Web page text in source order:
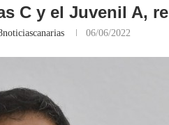
C y el Juvenil A,
06/06/2022